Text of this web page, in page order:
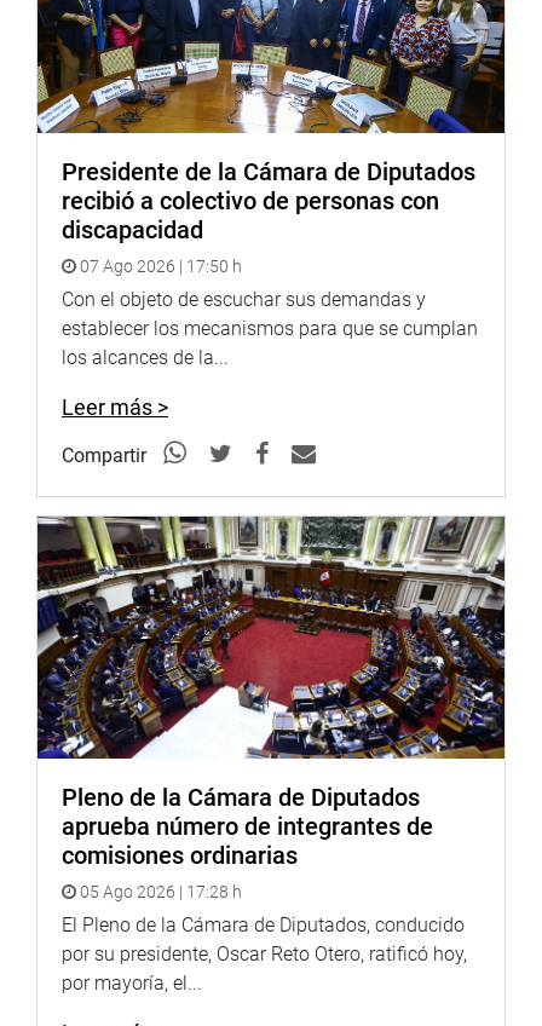
Ciccia Vásquez.
LA LIBERTAD
El congresista Diego Bazán Calderón presidió la
Emprendedores Liberteños 2025, destacando el aporte de
la juventud al desarrollo económico y social de la región.
ganadores que no pudieron asistir al acto central
efectuado en Lima, en el Congreso de la República.
homenaje al químico farmacéutico Manuel Rabanal
Rubio, por su destacada trayectoria profesional y su
compromiso con la mejora de la salud pública en La
Libertad.
Asimismo, Bazán sostuvo una reunión con funcionarios
de la Gerencia Regional de Infraestructura, para conocer
los avances en la remodelación y construcción de
Presidente de la Cámara de Diputados
recibió a colectivo de personas con
discapacidad
07 Ago 2026 | 17:50 h
Con el objeto de escuchar sus demandas y
establecer los mecanismos para que se cumplan
los alcances de la...
Leer más >
Compartir
Pleno de la Cámara de Diputados
aprueba número de integrantes de
comisiones ordinarias
05 Ago 2026 | 17:28 h
El Pleno de la Cámara de Diputados, conducido
por su presidente, Oscar Reto Otero, ratificó hoy,
por mayoría, el...